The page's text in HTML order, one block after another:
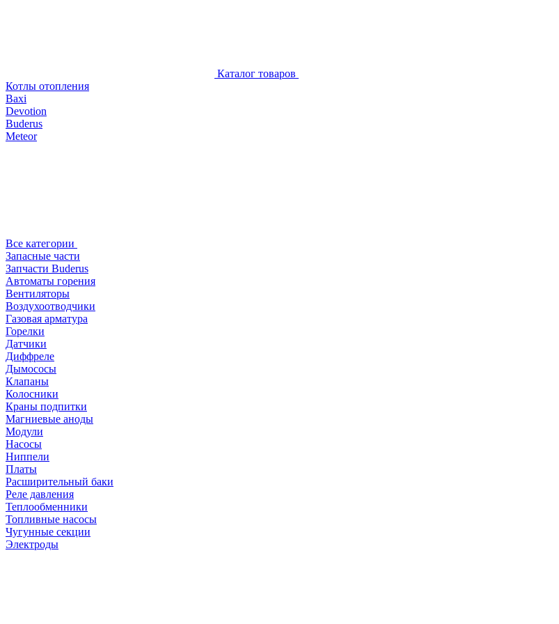
Каталог товаров
Котлы отопления
Baxi
Devotion
Buderus
Meteor
Все категории
Запасные части
Запчасти Buderus
Автоматы горения
Вентиляторы
Воздухоотводчики
Газовая арматура
Горелки
Датчики
Диффреле
Дымососы
Клапаны
Колосники
Краны подпитки
Магниевые аноды
Модули
Насосы
Ниппели
Платы
Расширительный баки
Реле давления
Теплообменники
Топливные насосы
Чугунные секции
Электроды